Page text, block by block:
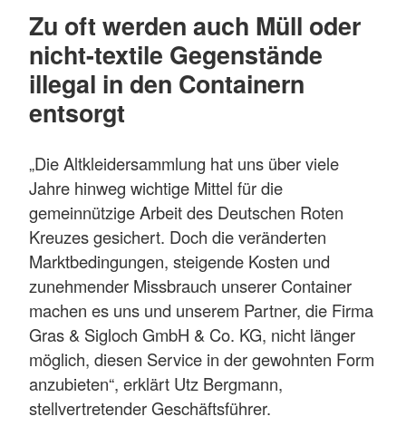
Zu oft werden auch Müll oder
nicht-textile Gegenstände
illegal in den Containern
entsorgt
„Die Altkleidersammlung hat uns über viele
Jahre hinweg wichtige Mittel für die
gemeinnützige Arbeit des Deutschen Roten
Kreuzes gesichert. Doch die veränderten
Marktbedingungen, steigende Kosten und
zunehmender Missbrauch unserer Container
machen es uns und unserem Partner, die Firma
Gras & Sigloch GmbH & Co. KG, nicht länger
möglich, diesen Service in der gewohnten Form
anzubieten“, erklärt Utz Bergmann,
stellvertretender Geschäftsführer.